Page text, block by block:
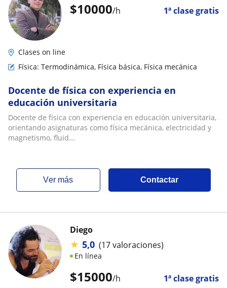
$10000/h 1ª clase gratis
Clases on line
Física: Termodinámica, Física básica, Física mecánica
Docente de física con experiencia en
educación universitaria
Docente de física con experiencia en educación universitaria,
orientando asignaturas como física mecánica, electricidad y
magnetismo, fluid...
ver más Contactar
$15000/h 1ª clase gratis
Diego
★ 5,0 (17 valoraciones)
En línea